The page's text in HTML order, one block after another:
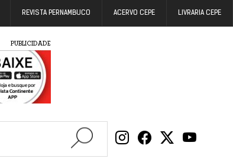
REVISTA PERNAMBUCO ACERVO CEPE LIVRARIA CEPE
PUBLICIDADE